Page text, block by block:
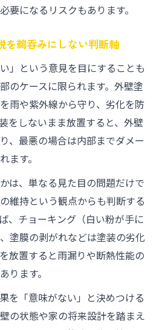
要になるリスクもあります。
を鵜呑みにしない判断軸
」という意見を目にすることも
のケースに限られます。外壁塗
雨や紫外線から守り、劣化を防
をしないまま放置すると、外壁
、最悪の場合は内部までダメー
ます。
は、単なる見た目の問題だけで
維持という観点からも判断する
、チョーキング（白い粉が手に
塗膜の剥がれなどは塗装の劣化
放置すると雨漏りや断熱性能の
ります。
を「意味がない」と決めつける
の状態や家の将来設計を踏まえ